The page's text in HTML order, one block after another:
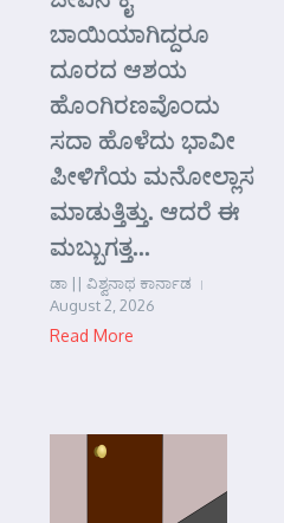
ಬಾಯಿಯಾಗಿದ್ದರೂ
ದೂರದ ಆಶಯ
ಹೊಂಗಿರಣವೊಂದು
ಸದಾ ಹೊಳೆದು ಭಾವೀ
ಪೀಳಿಗೆಯ ಮನೋಲ್ಲಾಸ
ಮಾಡುತ್ತಿತ್ತು. ಆದರೆ ಈ
ಮಬ್ಬುಗತ್ತ...
ಡಾ || ವಿಶ್ವನಾಥ ಕಾರ್ನಾಡ
August 2, 2026
Read More